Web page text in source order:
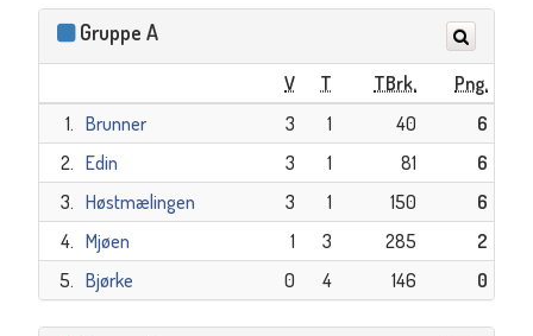
Gruppe A
V T TBrk.
Png.
1. Brunner 3 1 40
6
2. Edin 3 1 81
6
3. Høstmælingen 3 1 150
6
4. Mjøen 1 3 285
2
5. Bjørke 0 4 146 0